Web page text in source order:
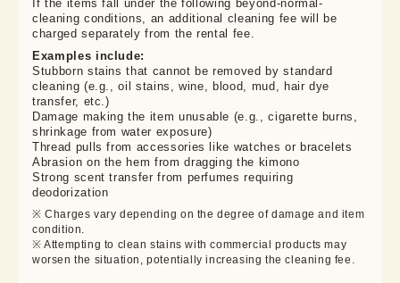
If the items fall under the following beyond-normal-
cleaning conditions, an additional cleaning fee will be
charged separately from the rental fee.
Examples include:
Stubborn stains that cannot be removed by standard
cleaning (e.g., oil stains, wine, blood, mud, hair dye
transfer, etc.)
Damage making the item unusable (e.g., cigarette burns,
shrinkage from water exposure)
Thread pulls from accessories like watches or bracelets
Abrasion on the hem from dragging the kimono
Strong scent transfer from perfumes requiring
deodorization
※ Charges vary depending on the degree of damage and item
condition.
※ Attempting to clean stains with commercial products may
worsen the situation, potentially increasing the cleaning fee.